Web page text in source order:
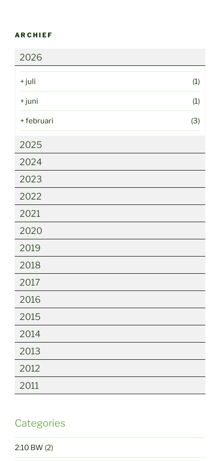
ARCHIEF
2026
+ juli (1)
+ juni (1)
+februari (3)
2025
2024
2023
2022
2021
2020
2019
2018
2017
2016
2015
2014
2013
2012
2011
Categories
2:10 BW (2)